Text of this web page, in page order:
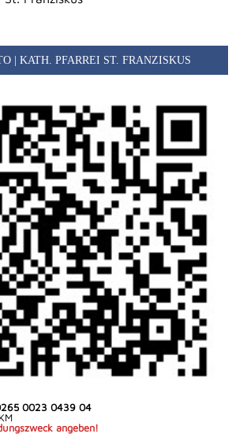
| KATH. PFARREI ST. FRANZISKUS
0023 0439 04
angeben!